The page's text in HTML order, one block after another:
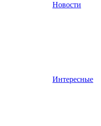
Новости
Интересные